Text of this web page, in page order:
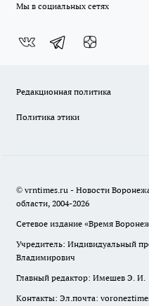
Мы в социальных сетях
Редакционная политика
Политика этики
© vrntimes.ru - Новости
области, 2004-2026
Сетевое издание «Время
Учредитель: Индивидуальный
Владимирович
Главный редактор: Имешев Э. И.
Контакты: Эл.почта: